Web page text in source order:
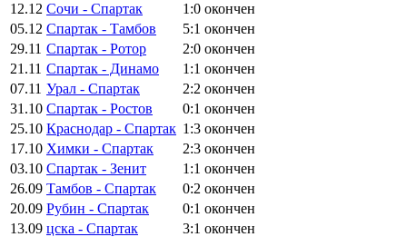
12.12 Сочи - Спартак 1:0 окончен
05.12 Спартак - Тамбов 5:1 окончен
29.11 Спартак - Ротор 2:0 окончен
21.11 Спартак - Динамо 1:1 окончен
07.11 Урал - Спартак 2:2 окончен
31.10 Спартак - Ростов 0:1 окончен
25.10 Краснодар - Спартак 1:3 окончен
17.10 Химки - Спартак 2:3 окончен
03.10 Спартак - Зенит 1:1 окончен
26.09 Тамбов - Спартак 0:2 окончен
20.09 Рубин - Спартак 0:1 окончен
13.09 цска - Спартак 3:1 окончен